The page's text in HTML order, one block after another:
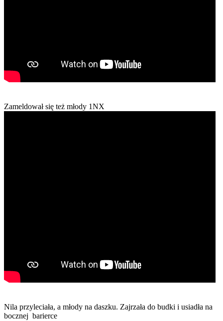
Zameldował się też młody 1NX
Nila przyleciała, a młody na daszku. Zajrzała do budki i usiadła na
bocznej barierce